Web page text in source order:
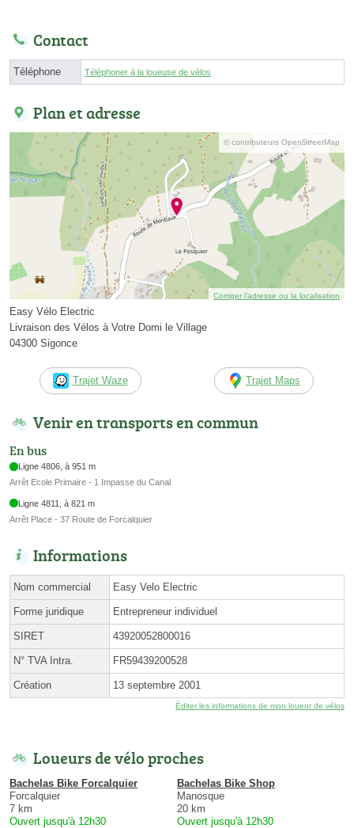
Contact
Téléphone Téléphoner à la loueuse de vélos
Plan et adresse
© contributeurs OpenStreetMap
Corriger l’adresse ou la localisation
Easy Vélo Electric
Livraison des Vélos à Votre Domi le Village
04300 Sigonce
Trajet Waze Trajet Maps
Venir en transports en commun
En bus
Ligne 4806, à 951 m
Arrêt Ecole Primaire - 1 Impasse du Canal
Ligne 4811, à 821 m
Arrêt Place - 37 Route de Forcalquier
Informations
Nom commercial Easy Velo Electric
Forme juridique Entrepreneur individuel
SIRET 43920052800016
N° TVA Intra. FR59439200528
Création 13 septembre 2001
Éditer les informations de mon loueur de vélos
Loueurs de vélo proches
Bachelas Bike Forcalquier
Forcalquier
7 km
Ouvert jusqu'à 12h30
Bachelas Bike Shop
Manosque
20 km
Ouvert jusqu'à 12h30